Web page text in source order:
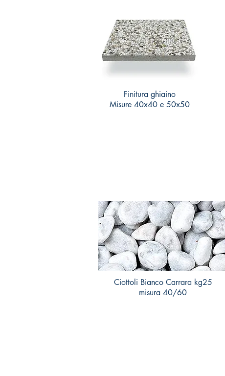
Finitura ghiaino
Misure 40x40 e 50x50
Ciottoli Bianco Carrara kg25
misura 40/60